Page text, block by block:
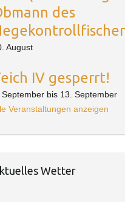
des
August
IV gesperrt!
Septemberbis 13. September
Veranstaltungen anzeigen
Wetter